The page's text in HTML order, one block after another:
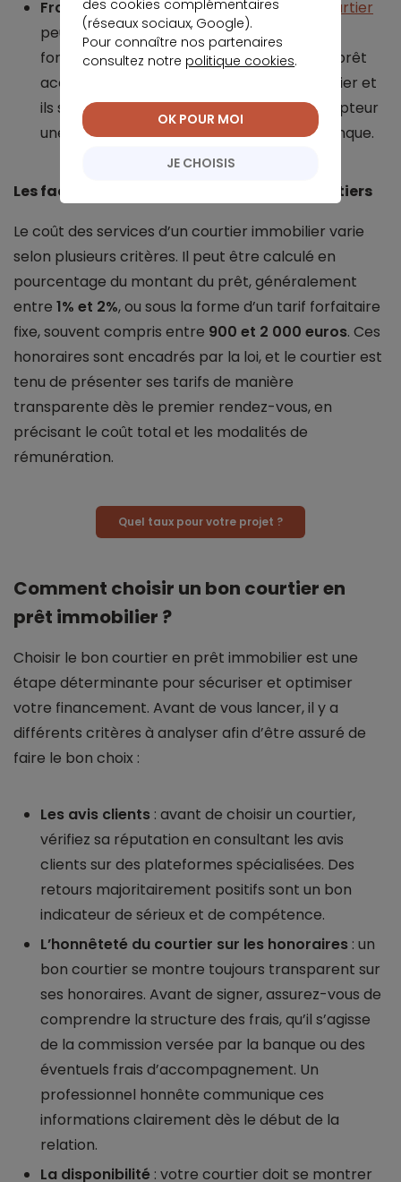
Frais de courtage: leshonoraires d’un courtier
peuvent être fixés sous forme de montant
forfaitaire ou calculés en pourcentage du prêt
accordé. Leur montant varie selon le courtier et
ils sont généralement réglés par le souscripteur
une fois l’offre de prêt acceptée par la banque.
Les facteurs influençant les tarifs des courtiers
Le coût des services d’un courtier immobilier varie
selon plusieurs critères. Il peut être calculé en
pourcentage du montant du prêt, généralement
entre 1% et 2%, ou sous la forme d’un tarif forfaitaire
fixe, souvent compris entre 900 et 2 000 euros. Ces
honoraires sont encadrés par la loi, et le courtier est
tenu de présenter ses tarifs de manière
transparente dès le premier rendez-vous, en
précisant le coût total et les modalités de
rémunération.
Quel taux pour votre projet ?
Comment choisir un bon courtier en
prêt immobilier ?
Choisir le bon courtier en prêt immobilier est une
étape déterminante pour sécuriser et optimiser
votre financement. Avant de vous lancer, il y a
différents critères à analyser afin d’être assuré de
faire le bon choix :
Les avis clients : avant de choisir un courtier,
vérifiez sa réputation en consultant les avis
clients sur des plateformes spécialisées. Des
retours majoritairement positifs sont un bon
indicateur de sérieux et de compétence.
L’honnêteté du courtier sur les honoraires : un
bon courtier se montre toujours transparent sur
ses honoraires. Avant de signer, assurez-vous de
comprendre la structure des frais, qu’il s’agisse
de la commission versée par la banque ou des
éventuels frais d’accompagnement. Un
professionnel honnête communique ces
informations clairement dès le début de la
relation.
La disponibilité : votre courtier doit se montrer
des cookies complémentaires
(réseaux sociaux, Google).
Pour connaître nos partenaires
consultez notre politique cookies.
JE CHOISIS
OK POUR MOI